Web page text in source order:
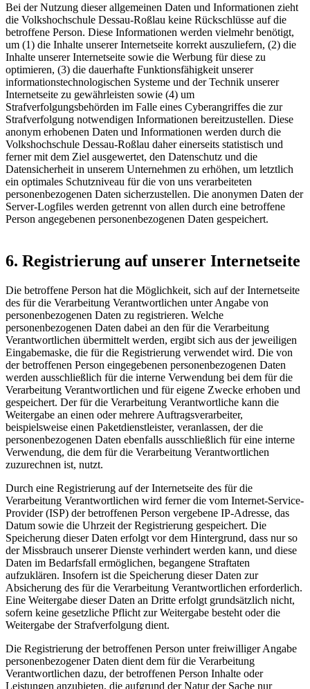
Bei der Nutzung dieser allgemeinen Daten und Informationen zieht
die Volkshochschule Dessau-Roßlau keine Rückschlüsse auf die
betroffene Person. Diese Informationen werden vielmehr benötigt,
um (1) die Inhalte unserer Internetseite korrekt auszuliefern, (2) die
Inhalte unserer Internetseite sowie die Werbung für diese zu
optimieren, (3) die dauerhafte Funktionsfähigkeit unserer
informationstechnologischen Systeme und der Technik unserer
Internetseite zu gewährleisten sowie (4) um
Strafverfolgungsbehörden im Falle eines Cyberangriffes die zur
Strafverfolgung notwendigen Informationen bereitzustellen. Diese
anonym erhobenen Daten und Informationen werden durch die
Volkshochschule Dessau-Roßlau daher einerseits statistisch und
ferner mit dem Ziel ausgewertet, den Datenschutz und die
Datensicherheit in unserem Unternehmen zu erhöhen, um letztlich
ein optimales Schutzniveau für die von uns verarbeiteten
personenbezogenen Daten sicherzustellen. Die anonymen Daten der
Server-Logfiles werden getrennt von allen durch eine betroffene
Person angegebenen personenbezogenen Daten gespeichert.
6. Registrierung auf unserer Internetseite
Die betroffene Person hat die Möglichkeit, sich auf der Internetseite
des für die Verarbeitung Verantwortlichen unter Angabe von
personenbezogenen Daten zu registrieren. Welche
personenbezogenen Daten dabei an den für die Verarbeitung
Verantwortlichen übermittelt werden, ergibt sich aus der jeweiligen
Eingabemaske, die für die Registrierung verwendet wird. Die von
der betroffenen Person eingegebenen personenbezogenen Daten
werden ausschließlich für die interne Verwendung bei dem für die
Verarbeitung Verantwortlichen und für eigene Zwecke erhoben und
gespeichert. Der für die Verarbeitung Verantwortliche kann die
Weitergabe an einen oder mehrere Auftragsverarbeiter,
beispielsweise einen Paketdienstleister, veranlassen, der die
personenbezogenen Daten ebenfalls ausschließlich für eine interne
Verwendung, die dem für die Verarbeitung Verantwortlichen
zuzurechnen ist, nutzt.
Durch eine Registrierung auf der Internetseite des für die
Verarbeitung Verantwortlichen wird ferner die vom Internet-Service-
Provider (ISP) der betroffenen Person vergebene IP-Adresse, das
Datum sowie die Uhrzeit der Registrierung gespeichert. Die
Speicherung dieser Daten erfolgt vor dem Hintergrund, dass nur so
der Missbrauch unserer Dienste verhindert werden kann, und diese
Daten im Bedarfsfall ermöglichen, begangene Straftaten
aufzuklären. Insofern ist die Speicherung dieser Daten zur
Absicherung des für die Verarbeitung Verantwortlichen erforderlich.
Eine Weitergabe dieser Daten an Dritte erfolgt grundsätzlich nicht,
sofern keine gesetzliche Pflicht zur Weitergabe besteht oder die
Weitergabe der Strafverfolgung dient.
Die Registrierung der betroffenen Person unter freiwilliger Angabe
personenbezogener Daten dient dem für die Verarbeitung
Verantwortlichen dazu, der betroffenen Person Inhalte oder
Leistungen anzubieten, die aufgrund der Natur der Sache nur